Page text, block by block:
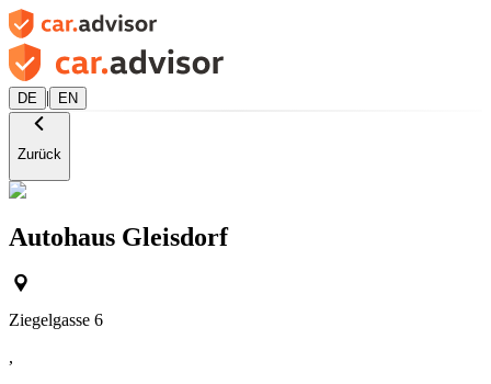
DE | EN
Zurück
Autohaus Gleisdorf
Ziegelgasse 6
,